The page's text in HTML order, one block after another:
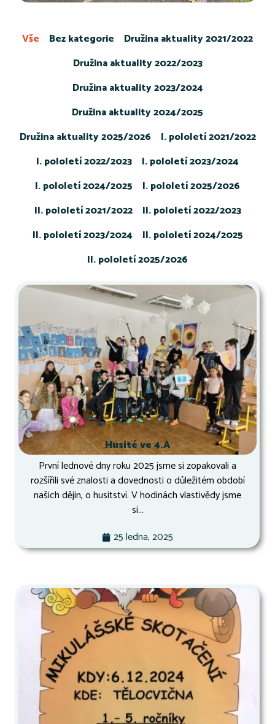
Bez kategorie
Družina aktuality 2021/2022
Družina aktuality 2022/2023
Družina aktuality 2023/2024
Družina aktuality 2024/2025
Družina aktuality 2025/2026
I. pololetí 2021/2022
I. pololetí 2022/2023
I. pololetí 2023/2024
I. pololetí 2024/2025
I. pololetí 2025/2026
II. pololetí 2021/2022
II. pololetí 2022/2023
II. pololetí 2023/2024
II. pololetí 2024/2025
II. pololetí 2025/2026
Vše
Husité ve 4.A
První lednové dny roku 2025 jsme si zopakovali a
rozšířili své znalosti a dovednosti o důležitém období
našich dějin, o husitství. V hodinách vlastivědy jsme
si...
25 ledna, 2025